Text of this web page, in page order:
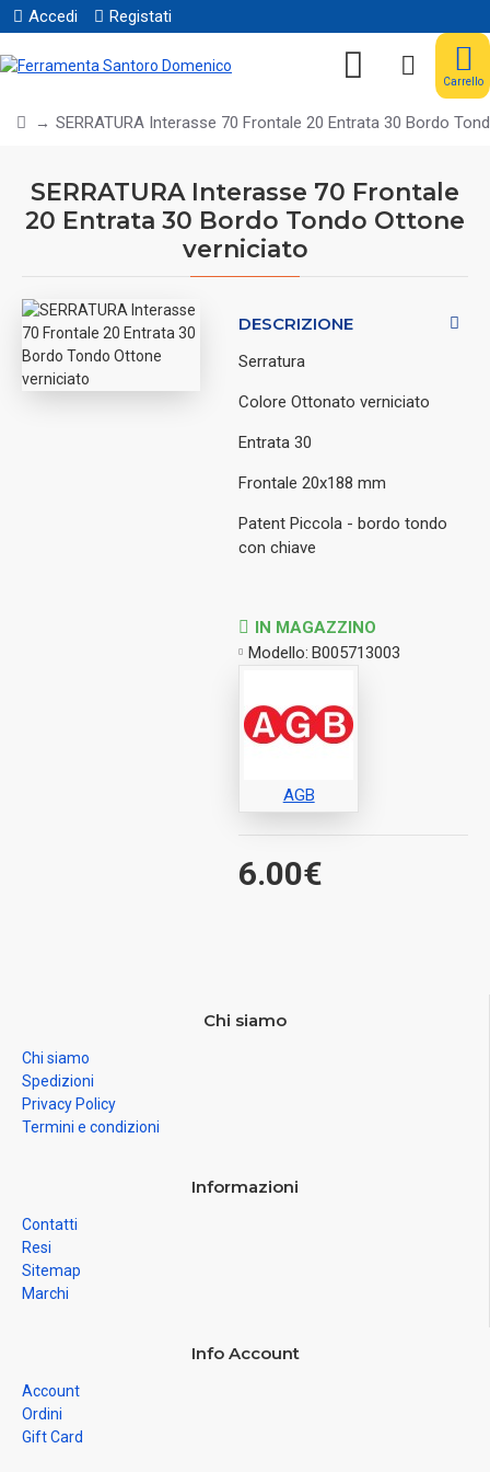
Accedi Registati
Carrello
SERRATURA Interasse 70 Frontale 20 Entrata 30 Bordo
SERRATURA Interasse 70 Frontale
20 Entrata 30 Bordo Tondo Ottone
verniciato
DESCRIZIONE
Serratura
Colore Ottonato verniciato
Entrata 30
Frontale 20x188 mm
Patent Piccola - bordo tondo
con chiave
6.00€
IN MAGAZZINO
Modello: B005713003
AGB
Chi siamo
Chi siamo
Spedizioni
Privacy Policy
Termini e condizioni
Informazioni
Contatti
Resi
Sitemap
Marchi
Info Account
Account
Ordini
Gift Card